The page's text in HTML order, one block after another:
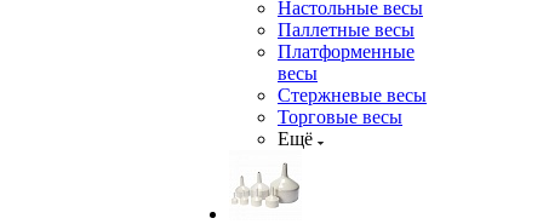
Настольные весы
Паллетные весы
Платформенные
весы
Стержневые весы
Торговые весы
Ещё